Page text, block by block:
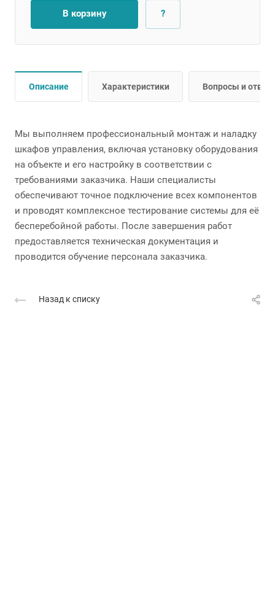
В корзину ?
Описание Характеристики Вопросы и
Мы выполняем профессиональный монтаж и наладку
шкафов управления, включая установку оборудования
на объекте и его настройку в соответствии с
требованиями заказчика. Наши специалисты
обеспечивают точное подключение всех компонентов
и проводят комплексное тестирование системы для её
бесперебойной работы. После завершения работ
предоставляется техническая документация и
проводится обучение персонала заказчика.
Назад к списку